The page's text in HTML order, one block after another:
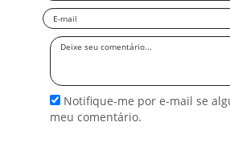
Email
Deixe
Notifique-me por e-mail se
meu comentário.